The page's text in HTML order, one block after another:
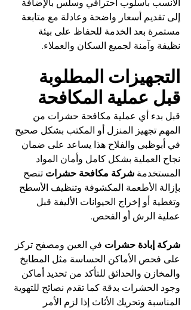
الأنسب بأسلوب احترافي وسلس بالإضافة
إلى تقديم أسعار واضحة وعادلة مع متابعة
مستمرة بعد الخدمة للحفاظ على بيئة
نظيفة وآمنة لجميع السكان والعملاء.
التجهيزات المطلوبة
قبل عملية المكافحة
قبل بدء أي عملية مكافحة حشرات من
المهم تجهيز المنزل أو المكتب بشكل صحيح
في أبوظبي والفلاح هذا يساعد على ضمان
نجاح العملية بشكل كامل وأمان المواد
المستخدمة شركة مكافحة حشرات تنصح
بإزالة الأطعمة المكشوفة وتنظيف الأسطح
وتغطية أو إخراج الحيوانات الأليفة قبل
عملية الرش أو الفحص.
شركة إبادة حشرات في العين ومصفح تركز
على فحص الأماكن الحساسة مثل المطابخ
والمخازن والحدائق للتأكد من تحديد أماكن
وجود الحشرات بدقة كما تقدم نصائح للتهوية
المناسبة وتحريك الأثاث إذا لزم الأمر